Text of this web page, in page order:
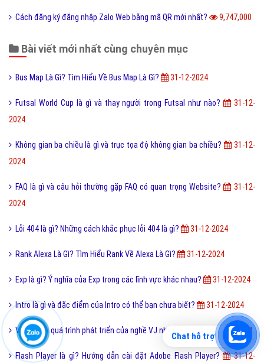
Cách đăng ký đăng nhập Zalo Web bằng mã QR mới nhất? 9,747,000
Bài viết mới nhất cùng chuyên mục
Bus Map Là Gì? Tìm Hiểu Về Bus Map Là Gì? 31-12-2024
Futsal World Cup là gì và thay người trong Futsal như nào?
31-12-
2024
Không gian ba chiều là gì và trục tọa độ không gian ba chiều?
31-12-
2024
FAQ là gì và câu hỏi thường gặp FAQ có quan trọng Website?
31-12-
2024
Lỗi 404 là gì? Những cách khắc phục lỗi 404 là gì? 31-12-2024
Rank Alexa Là Gì? Tìm Hiểu Rank Về Alexa Là Gì? 31-12-2024
Exp là gì? Ý nghĩa của Exp trong các lĩnh vực khác nhau? 31-12-2024
Intro là gì và đặc điểm của Intro có thể bạn chưa biết? 31-12-2024
VJ là gì và quá trình phát triển của nghề VJ như thế nào? 31-12-2024
Flash Player là gì? Hướng dẫn cài đặt Adobe Flash Player? 31-12-
Chat hỗ trợ